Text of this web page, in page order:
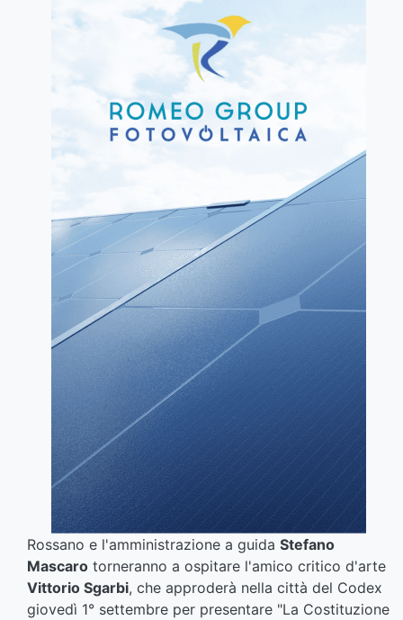
Rossano e l'amministrazione a guida Stefano
Mascaro torneranno a ospitare l'amico critico d'arte
Vittorio Sgarbi, che approderà nella città del Codex
giovedì 1° settembre per presentare "La Costituzione